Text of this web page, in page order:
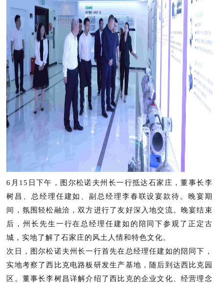
6月15日下午，图尔松诺夫州长一行抵达石家庄，董事长李
树昌、总经理任建如、副总经理李春联设宴款待。晚宴期
间，氛围轻松融洽，双方进行了友好深入地交流。晚宴结束
后，州长先生一行在总经理任建如的陪同下参观了正定古
城，实地了解了石家庄的风土人情和特色文化。
次日，图尔松诺夫州长一行首先在总经理任建如的陪同下，
实地考察了西比克电路板研发生产基地，随后到达西比克园
区。董事长李树昌详解介绍了西比克的企业文化、经营理念